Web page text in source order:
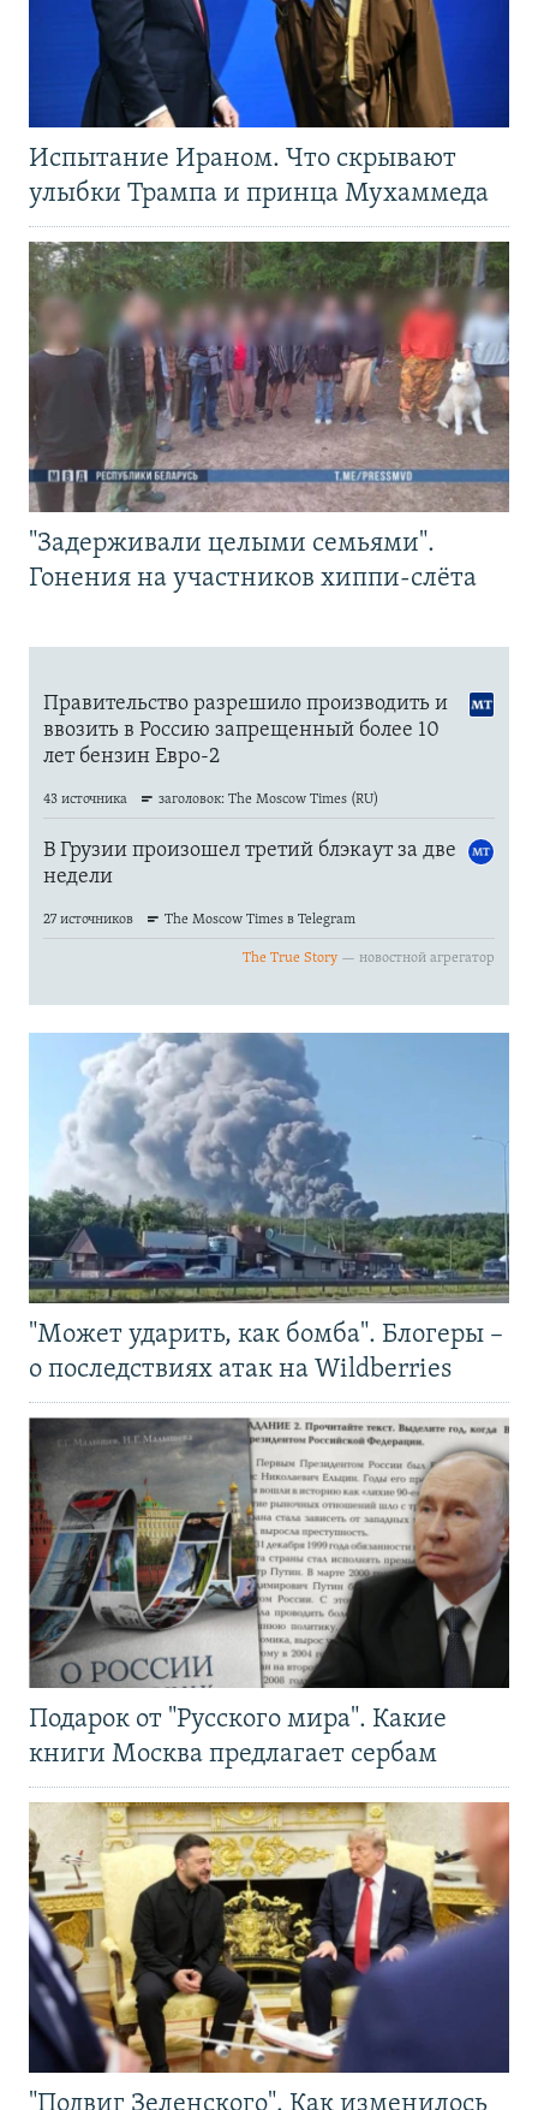
Испытание Ираном. Что скрывают
улыбки Трампа и принца Мухаммеда
"Задерживали целыми семьями".
Гонения на участников хиппи-слёта
"Может ударить, как бомба". Блогеры –
о последствиях атак на Wildberries
Подарок от "Русского мира". Какие
книги Москва предлагает сербам
"Подвиг Зеленского". Как изменилось